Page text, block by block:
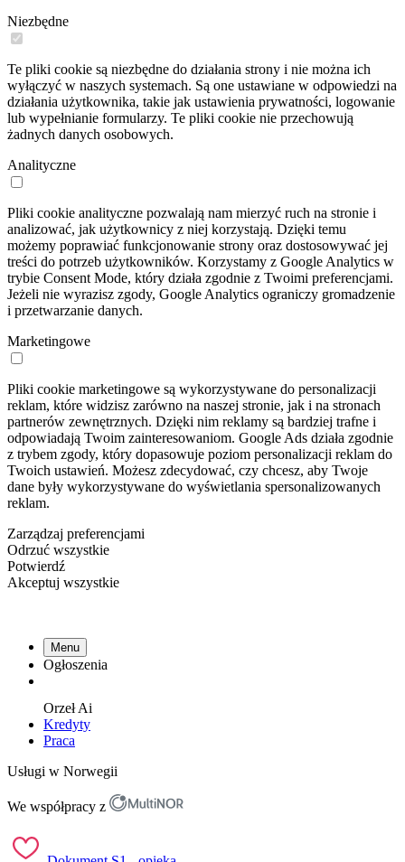
Niezbędne
Te pliki cookie są niezbędne do działania strony i nie można ich
wyłączyć w naszych systemach. Są one ustawiane w odpowiedzi na
działania użytkownika, takie jak ustawienia prywatności, logowanie
lub wypełnianie formularzy. Te pliki cookie nie przechowują
żadnych danych osobowych.
Analityczne
Pliki cookie analityczne pozwalają nam mierzyć ruch na stronie i
analizować, jak użytkownicy z niej korzystają. Dzięki temu
możemy poprawiać funkcjonowanie strony oraz dostosowywać jej
treści do potrzeb użytkowników. Korzystamy z Google Analytics w
trybie Consent Mode, który działa zgodnie z Twoimi preferencjami.
Jeżeli nie wyrazisz zgody, Google Analytics ograniczy gromadzenie
i przetwarzanie danych.
Marketingowe
Pliki cookie marketingowe są wykorzystywane do personalizacji
reklam, które widzisz zarówno na naszej stronie, jak i na stronach
partnerów zewnętrznych. Dzięki nim reklamy są bardziej trafne i
odpowiadają Twoim zainteresowaniom. Google Ads działa zgodnie
z trybem zgody, który dopasowuje poziom personalizacji reklam do
Twoich ustawień. Możesz zdecydować, czy chcesz, aby Twoje
dane były wykorzystywane do wyświetlania spersonalizowanych
reklam.
Zarządzaj preferencjami
Odrzuć wszystkie
Potwierdź
Akceptuj wszystkie
Menu
Ogłoszenia
OrzełAi
Kredyty
Praca
Usługi w Norwegii
We współpracy z